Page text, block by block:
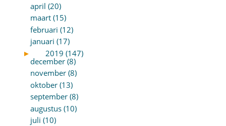
april (20)
maart (15)
februari (12)
januari (17)
►
2019 (147)
december (8)
november (8)
oktober (13)
september (8)
augustus (10)
juli (10)